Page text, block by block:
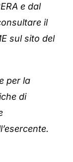
e dal
il
sul sito del
per la
di